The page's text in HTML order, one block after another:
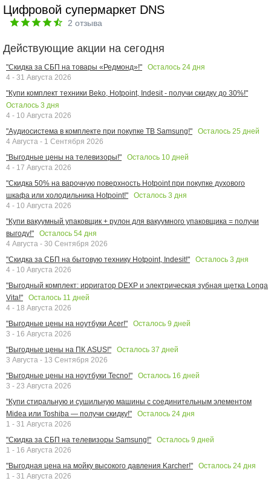
Цифровой супермаркет DNS
2 отзыва
Действующие акции на сегодня
"Скидка за СБП на товары «Редмонд»!" Осталось 24 дня
4 - 31 Августа 2026
"Купи комплект техники Beko, Hotpoint, Indesit - получи скидку до 30%!"
Осталось 3 дня
4 - 10 Августа 2026
"Аудиосистема в комплекте при покупке ТВ Samsung!"
Осталось 25 дней
4 Августа - 1 Сентября 2026
"Выгодные цены на телевизоры!"
Осталось 10 дней
4 - 17 Августа 2026
"Скидка 50% на варочную поверхность Hotpoint при покупке духового
шкафа или холодильника Hotpoint!"
Осталось 3 дня
4 - 10 Августа 2026
"Купи вакуумный упаковщик + рулон для вакуумного упаковщика = получи
выгоду!"
Осталось 54 дня
4 Августа - 30 Сентября 2026
"Скидка за СБП на бытовую технику Hotpoint, Indesit!"
Осталось 3 дня
4 - 10 Августа 2026
"Выгодный комплект: ирригатор DEXP и электрическая зубная щетка Longa
Vita!"
Осталось 11 дней
4 - 18 Августа 2026
"Выгодные цены на ноутбуки Acer!"
Осталось 9 дней
3 - 16 Августа 2026
"Выгодные цены на ПК ASUS!"
Осталось 37 дней
3 Августа - 13 Сентября 2026
"Выгодные цены на ноутбуки Tecno!"
Осталось 16 дней
3 - 23 Августа 2026
"Купи стиральную и сушильную машины с соединительным элементом
Midea или Toshiba — получи скидку!"
Осталось 24 дня
1 - 31 Августа 2026
"Скидка за СБП на телевизоры Samsung!"
Осталось 9 дней
1 - 16 Августа 2026
"Выгодная цена на мойку высокого давления Karcher!"
Осталось 24 дня
1 - 31 Августа 2026